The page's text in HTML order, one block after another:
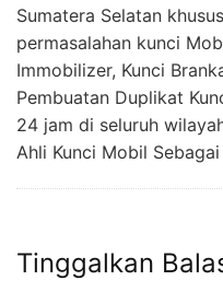
Sumatera Selatan
permasalahan kunci
Immobilizer, Kunci
Pembuatan Duplikat
24 jam di seluruh
Ahli Kunci Mobil
Tinggalkan